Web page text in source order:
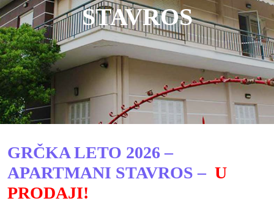
STAVROS
GRČKA LETO 2026 –
APARTMANI STAVROS – U
PRODAJI!